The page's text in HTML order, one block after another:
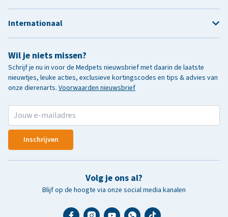
Wil je niets missen?
Schrijf je nu in voor de Medpets nieuwsbrief met daarin de laatste
nieuwtjes, leuke acties, exclusieve kortingscodes en tips & advies van
onze dierenarts. Voorwaarden nieuwsbrief
Inschrijven
Volg je ons al?
Blijf op de hoogte via onze social media kanalen
Internationaal